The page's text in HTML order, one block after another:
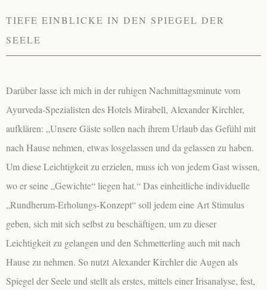
TIEFE EINBLICKE IN DEN SPIEGEL DER
SEELE
Darüber lasse ich mich in der ruhigen Nachmittagsminute vom
Ayurveda-Spezialisten des Hotels Mirabell, Alexander Kirchler,
aufklären: „Unsere Gäste sollen nach ihrem Urlaub das Gefühl mit
nach Hause nehmen, etwas losgelassen und da gelassen zu haben.
Um diese Leichtigkeit zu erzielen, muss ich von jedem Gast wissen,
wo er seine „Gewichte“ liegen hat.“ Das einheitliche individuelle
„Rundherum-Erholungs-Konzept“ soll jedem eine Art Stimulus
geben, sich mit sich selbst zu beschäftigen, um zu dieser
Leichtigkeit zu gelangen und den Schmetterling auch mit nach
Hause zu nehmen. So nutzt Alexander Kirchler die Augen als
Spiegel der Seele und stellt als erstes, mittels einer Irisanalyse, fest,